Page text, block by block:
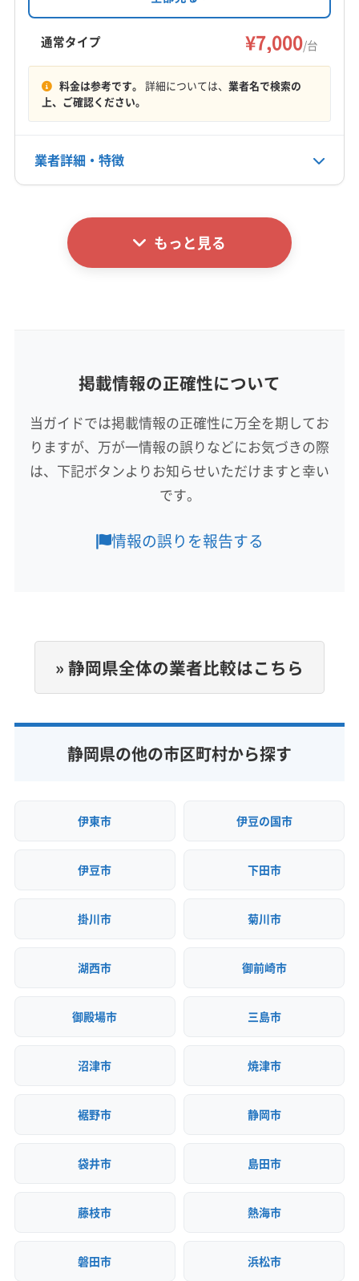
三島市
沼津市 賀茂郡河津町
賀茂郡松崎町
賀茂郡西伊豆町
駿東郡小山町
もっと見る
営業時間
定休日
日
電話番号
非公開
リアに対応し、土日祝日も営業しています。基
本料金7,000円/台で、複数台割引もあります。作
業や仕上がりに不満な場合は無料で追加対応す
る保証付きです。
通常タイプ ¥7,000/台
料金は参考です。 詳細については、 業者名で検索の
上、ご確認ください。
業者詳細・特徴
基本情報
代表者名
掛川市
菊川市 湖西市 御前崎市 御殿場市
三島市
沼津市
焼津市 裾野市 静岡市葵区
静岡市駿河区
静岡市清水区
袋井市 島田市 藤枝市
熱海市
浜松市天竜区
賀茂郡松崎町
賀茂郡西伊豆町
賀茂郡南伊豆町
もっと見る
9:00〜18:00
非公開
もっと見る
掲載情報の正確性について
当ガイドでは掲載情報の正確性に万全を期してお
りますが、万が一情報の誤りなどにお気づきの際
は、下記ボタンよりお知らせいただけますと幸い
です。
情報の誤りを報告する
» 静岡県全体の業者比較はこちら
静岡県の他の市区町村から探す
伊東市 伊豆の国市
伊豆市 下田市
掛川市 菊川市
湖西市 御前崎市
御殿場市 三島市
沼津市 焼津市
裾野市 静岡市
袋井市 島田市
藤枝市 熱海市
磐田市 浜松市